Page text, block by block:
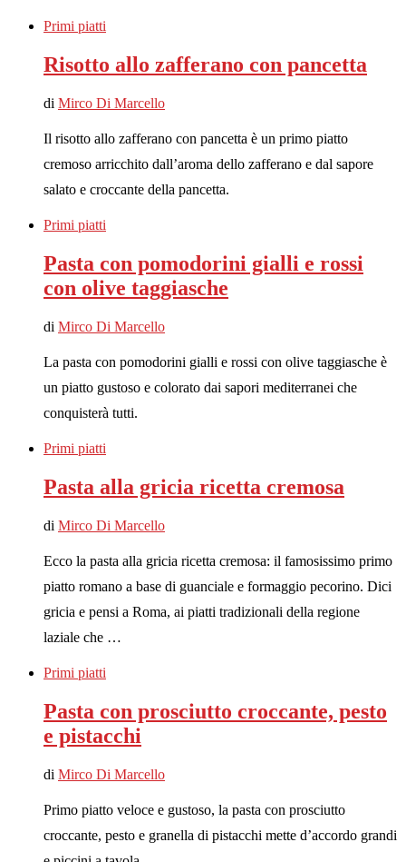
Primi piatti
Risotto allo zafferano con pancetta
di Mirco Di Marcello
Il risotto allo zafferano con pancetta è un primo piatto
cremoso arricchito dall’aroma dello zafferano e dal sapore
salato e croccante della pancetta.
Primi piatti
Pasta con pomodorini gialli e rossi
con olive taggiasche
di Mirco Di Marcello
La pasta con pomodorini gialli e rossi con olive taggiasche è
un piatto gustoso e colorato dai sapori mediterranei che
conquisterà tutti.
Primi piatti
Pasta alla gricia ricetta cremosa
di Mirco Di Marcello
Ecco la pasta alla gricia ricetta cremosa: il famosissimo primo
piatto romano a base di guanciale e formaggio pecorino. Dici
gricia e pensi a Roma, ai piatti tradizionali della regione
laziale che …
Primi piatti
Pasta con prosciutto croccante, pesto
e pistacchi
di Mirco Di Marcello
Primo piatto veloce e gustoso, la pasta con prosciutto
croccante, pesto e granella di pistacchi mette d’accordo grandi